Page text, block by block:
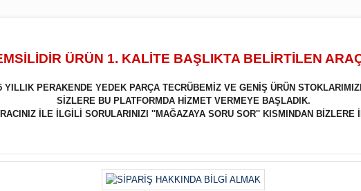
ÜRÜN 1. KALİTE BAŞLIKTA BELİRTİLEN
YILLIK PERAKENDE YEDEK PARÇA TECRÜBEMİZ VE GENİŞ ÜRÜN
SİZLERE BU PLATFORMDA HİZMET VERMEYE BAŞLADIK.
İLE İLGİLİ SORULARINIZI ''MAĞAZAYA SORU SOR'' KISMINDAN BİZLERE